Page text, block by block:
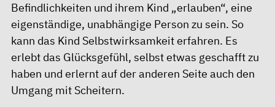
Befindlichkeiten und ihrem Kind „erlauben“, eine
eigenständige, unabhängige Person zu sein. So
kann das Kind Selbstwirksamkeit erfahren. Es
erlebt das Glücksgefühl, selbst etwas geschafft zu
haben und erlernt auf der anderen Seite auch den
Umgang mit Scheitern.